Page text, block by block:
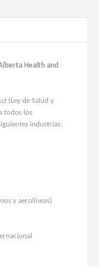
Health and
(Ley de Salud y
todos los
industrias:
y aerolíneas)